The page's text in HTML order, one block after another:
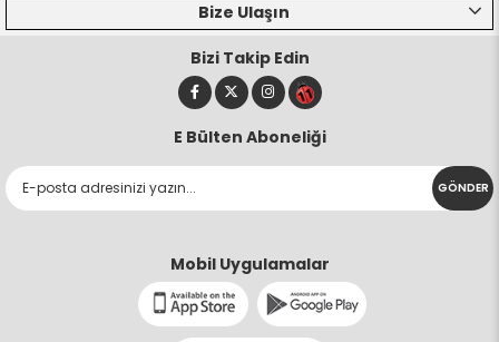
Bize Ulaşın
Bizi Takip Edin
E Bülten Aboneliği
GÖNDER
Mobil Uygulamalar